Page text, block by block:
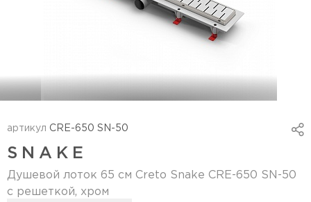
артикул CRE-650 SN-50
SNAKE
Душевой лоток 65 см Creto Snake CRE-650 SN-50
с решеткой, хром